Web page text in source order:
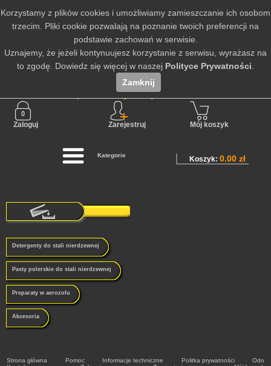
Nie jesteś zalogowany
Zaloguj Zarejestruj Mój koszyk
Kategorie
Detergenty do stali nierdzewnej
Pasty polerskie do stali nierdzewnej
Preparaty w aerozolu
Akcesoria
Strona główna Pomoc Informacje techniczne Politka prywatności
Odo
Koszyk:0.00 zł
Korzystamy z plików cookies i umożliwiamy zamieszczanie ich osobom
trzecim. Pliki cookie pozwalają na poznanie twoich preferencji na
podstawie zachowań w serwisie.
Uznajemy, że jeżeli kontynuujesz korzystanie z serwisu, wyrażasz na
to zgodę. Dowiedz się więcej w naszej Polityce Prywatności
Zamknij